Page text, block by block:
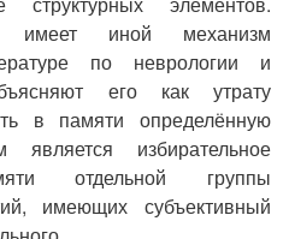
имеет иной механизм
по неврологии и
его как утрату
в памяти определённую
избирательное
отдельной группы
имеющих субъективный